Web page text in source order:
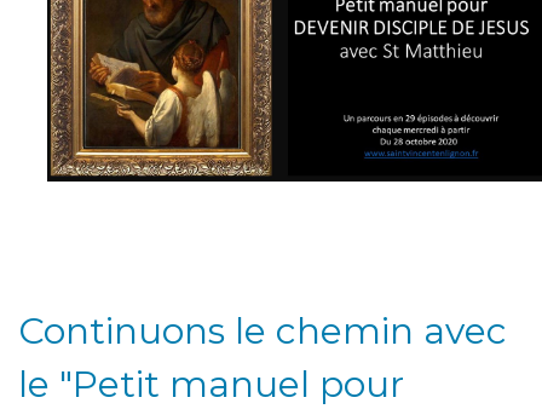
Continuons le chemin avec
le "Petit manuel pour